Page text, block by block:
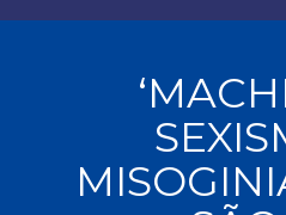
Administração,
Astrologia
PROMOÇÕES
MAIS